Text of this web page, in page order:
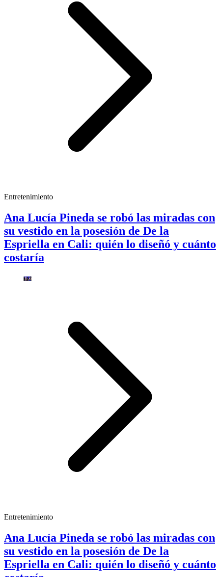
Entretenimiento
Ana Lucía Pineda se robó las miradas con
su vestido en la posesión de De la
Espriella en Cali: quién lo diseñó y cuánto
costaría
Entretenimiento
Ana Lucía Pineda se robó las miradas con
su vestido en la posesión de De la
Espriella en Cali: quién lo diseñó y cuánto